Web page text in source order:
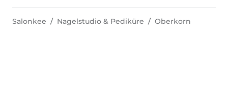
Salonkee Nagelstudio & Pediküre Oberkorn